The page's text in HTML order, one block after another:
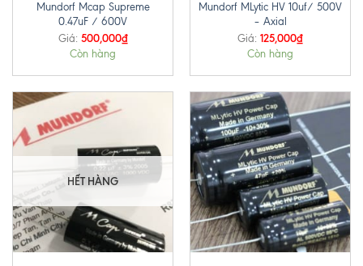
Mundorf Mcap Supreme
0.47uF / 600V
Giá: 500,000₫
Còn hàng
Mundorf MLytic HV 10uf/ 500V
– Axial
Giá: 125,000₫
Còn hàng
HẾT HÀNG